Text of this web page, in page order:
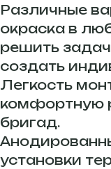
Различные
окраска в
решить
создать
Легкость
комфортную
бригад.
установки